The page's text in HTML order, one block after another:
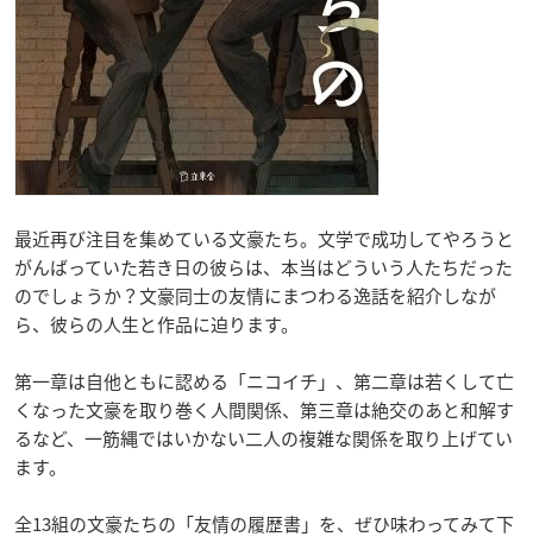
最近再び注目を集めている文豪たち。文学で成功してやろうと
がんばっていた若き日の彼らは、本当はどういう人たちだった
のでしょうか？文豪同士の友情にまつわる逸話を紹介しなが
ら、彼らの人生と作品に迫ります。
第一章は自他ともに認める「ニコイチ」、第二章は若くして亡
くなった文豪を取り巻く人間関係、第三章は絶交のあと和解す
るなど、一筋縄ではいかない二人の複雑な関係を取り上げてい
ます。
全13組の文豪たちの「友情の履歴書」を、ぜひ味わってみて下